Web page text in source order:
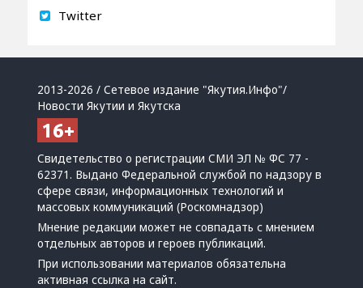
Twitter
2013-2026 / Сетевое издание "Якутия.Инфо"/
Новости Якутии и Якутска
Свидетельство о регистрации СМИ ЭЛ № ФС 77 -
62371. Выдано Федеральной службой по надзору в
сфере связи, информационных технологий и
массовых коммуникаций (Роскомнадзор)
Мнение редакции может не совпадать с мнением
отдельных авторов и героев публикаций.
При использовании материалов обязательна
активная ссылка на сайт.